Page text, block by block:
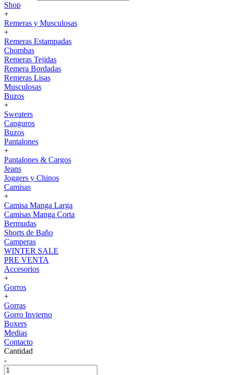
Shop
+
Remeras y Musculosas
+
Remeras Estampadas
Chombas
Remeras Tejidas
Remera Bordadas
Remeras Lisas
Musculosas
Buzos
+
Sweaters
Canguros
Buzos
Pantalones
+
Pantalones & Cargos
Jeans
Joggers y Chinos
Camisas
+
Camisa Manga Larga
Camisas Manga Corta
Bermudas
Shorts de Baño
Camperas
WINTER SALE
PRE VENTA
Accesorios
+
Gorros
+
Gorras
Gorro Invierno
Boxers
Medias
Contacto
Cantidad
-